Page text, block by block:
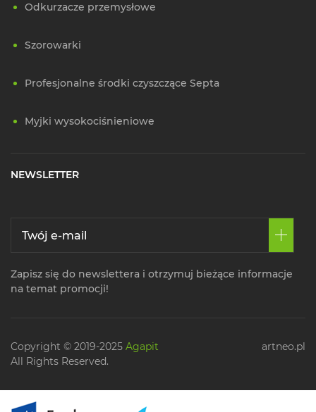
Odkurzacze przemysłowe
Szorowarki
Profesjonalne środki czyszczące Septa
Myjki wysokociśnieniowe
NEWSLETTER
Zapisz się do newslettera i otrzymuj bieżące informacje
na temat promocji!
Copyright © 2019-2025 Agapit
All Rights Reserved.
artneo.pl